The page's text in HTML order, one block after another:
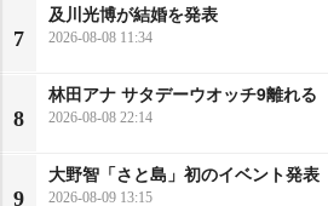
7
及川光博が結婚を発表
2026-08-08 11:34
8
林田アナ サタデーウオッチ9離れる
2026-08-08 22:14
9
大野智「さと島」初のイベント発表
2026-08-09 13:15